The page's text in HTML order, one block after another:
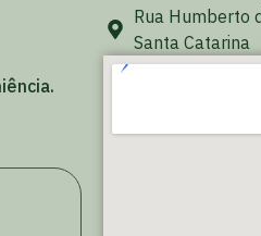
Rua Humberto
Santa Catarina